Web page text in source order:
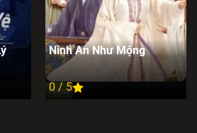
New
Ninh An Như Mộng
0 / 5